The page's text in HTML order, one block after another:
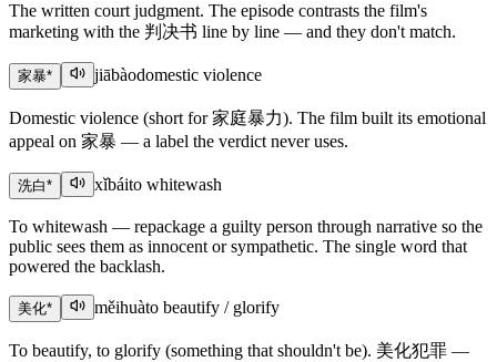
The written court judgment. The episode contrasts the film's
marketing with the 判决书 line by line — and they don't match.
家暴* jiābàodomestic violence
Domestic violence (short for 家庭暴力). The film built its emotional
appeal on 家暴 — a label the verdict never uses.
洗白* xǐbáito whitewash
To whitewash — repackage a guilty person through narrative so the
public sees them as innocent or sympathetic. The single word that
powered the backlash.
美化* měihuàto beautify / glorify
To beautify, to glorify (something that shouldn't be). 美化犯罪 —